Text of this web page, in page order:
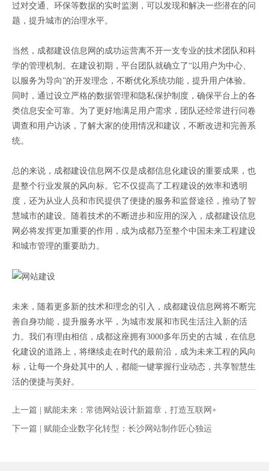
过对交通、环保等数据的实时监测，可以发现和解决一些潜在的问
题，提升城市的治理水平。
当然，成都建设信息网的成功运营离不开一支专业的技术团队和科
学的管理机制。在建设初期，平台团队就确立了“以用户为中心、
以服务为导向”的开发理念，不断优化系统功能，提升用户体验。
同时，通过设立严格的数据管理和隐私保护制度，确保平台上的各
类信息安全可靠。为了更好地满足用户需求，团队还经常进行问卷
调查和用户访谈，了解大家的使用情况和建议，不断改进和完善系
统。
总的来说，成都建设信息网不仅是成都信息化建设的重要成果，也
是整个行业发展的风向标。它不仅提高了工程建设的效率和透明
度，还为从业人员和市民提供了便捷的服务和监督途径，推动了智
慧城市的建设。随着技术的不断进步和应用的深入，成都建设信息
网必将发挥更加重要的作用，成为成都乃至整个中国未来工程建设
和城市管理的重要助力。
未来，随着更多新的技术和理念的引入，成都建设信息网将不断完
善自身功能，提升服务水平，为城市发展和市民生活注入新的活
力。我们有理由相信，成都这座拥有3000多年历史的古城，在信息
化建设的道路上，将继续走在时代的最前沿，成为未来工程的风向
标，让每一个身处其中的人，都能一键掌握行业动态，共享智慧生
活的便捷与美好。
上一篇 | 赋能未来：常德网站设计新篇章，打造互联网+
下一篇 | 赋能企业数字化转型：长沙网站制作匠心独运